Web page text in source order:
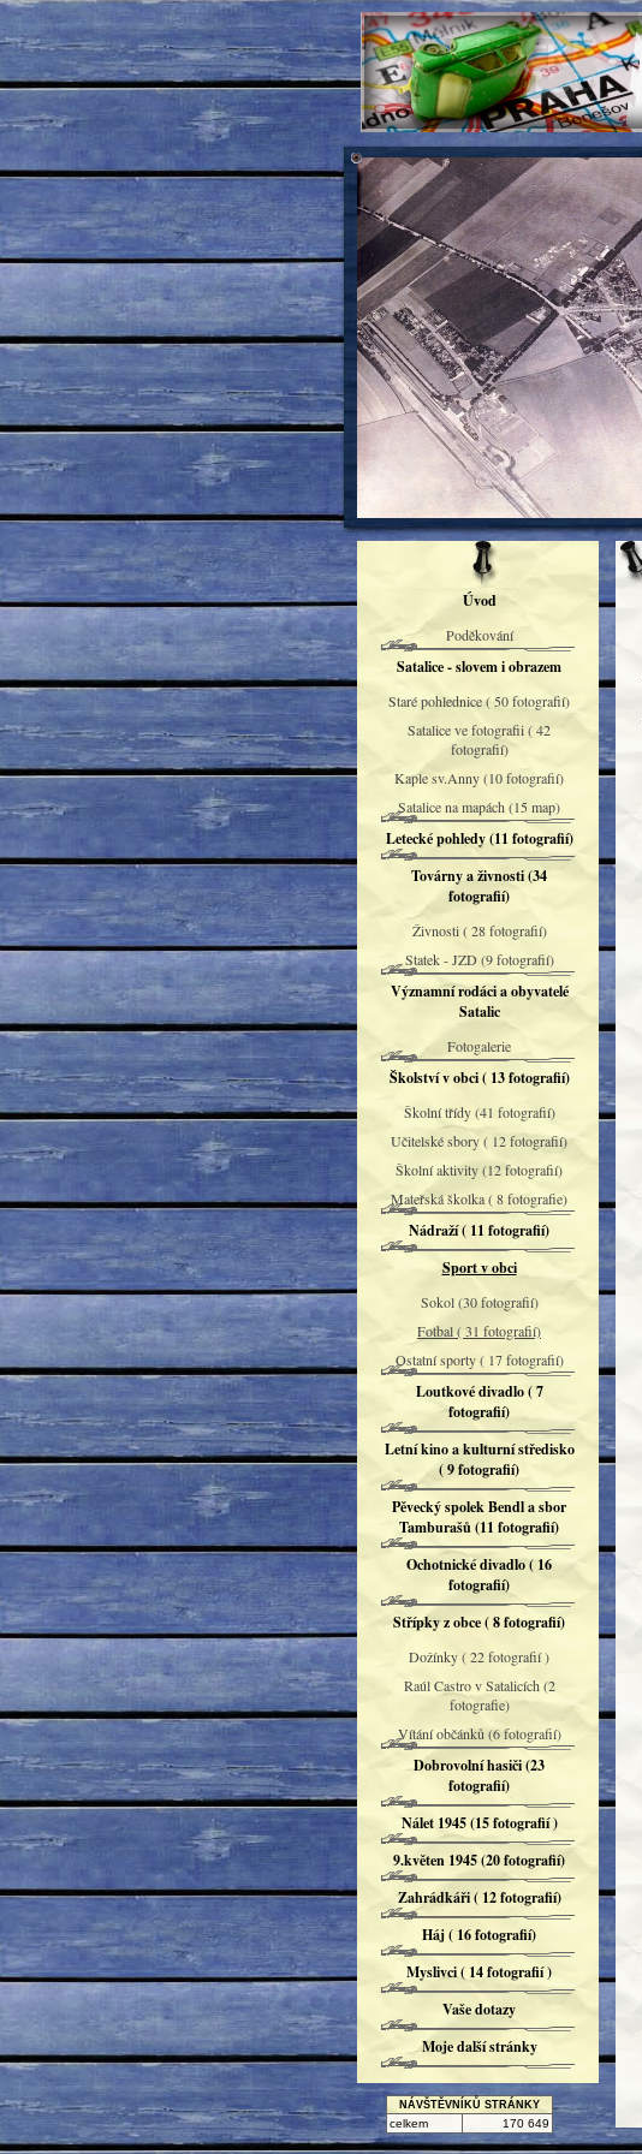
Úvod
Poděkování
Satalice - slovem i obrazem
Staré pohlednice ( 50 fotografií)
Satalice ve fotografii ( 42
fotografií)
Kaple sv.Anny (10 fotografií)
Satalice na mapách (15 map)
Letecké pohledy (11 fotografií)
Továrny a živnosti (34
fotografií)
Živnosti ( 28 fotografií)
Statek - JZD (9 fotografií)
Významní rodáci a obyvatelé
Satalic
Fotogalerie
Školství v obci ( 13 fotografií)
Školní třídy (41 fotografií)
Učitelské sbory ( 12 fotografií)
Školní aktivity (12 fotografií)
Mateřská školka ( 8 fotografie)
Nádraží ( 11 fotografií)
Sport v obci
Sokol (30 fotografií)
Fotbal ( 31 fotografií)
Ostatní sporty ( 17 fotografií)
Loutkové divadlo ( 7
fotografií)
Letní kino a kulturní středisko
( 9 fotografií)
Pěvecký spolek Bendl a sbor
Tamburašů (11 fotografií)
Ochotnické divadlo ( 16
fotografií)
Střípky z obce ( 8 fotografií)
Dožínky ( 22 fotografií )
Raúl Castro v Satalicích (2
fotografie)
Vítání občánků (6 fotografií)
Dobrovolní hasiči (23
fotografií)
Nálet 1945 (15 fotografií )
9.květen 1945 (20 fotografií)
Zahrádkáři ( 12 fotografií)
Háj ( 16 fotografií)
Myslivci ( 14 fotografií )
Vaše dotazy
Moje další stránky
NÁVŠTĚVNÍKŮ STRÁNKY
celkem 170 649